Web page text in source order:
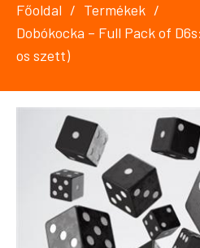
Főoldal
Termékek
Dobókocka – Full Pack of
os szett)